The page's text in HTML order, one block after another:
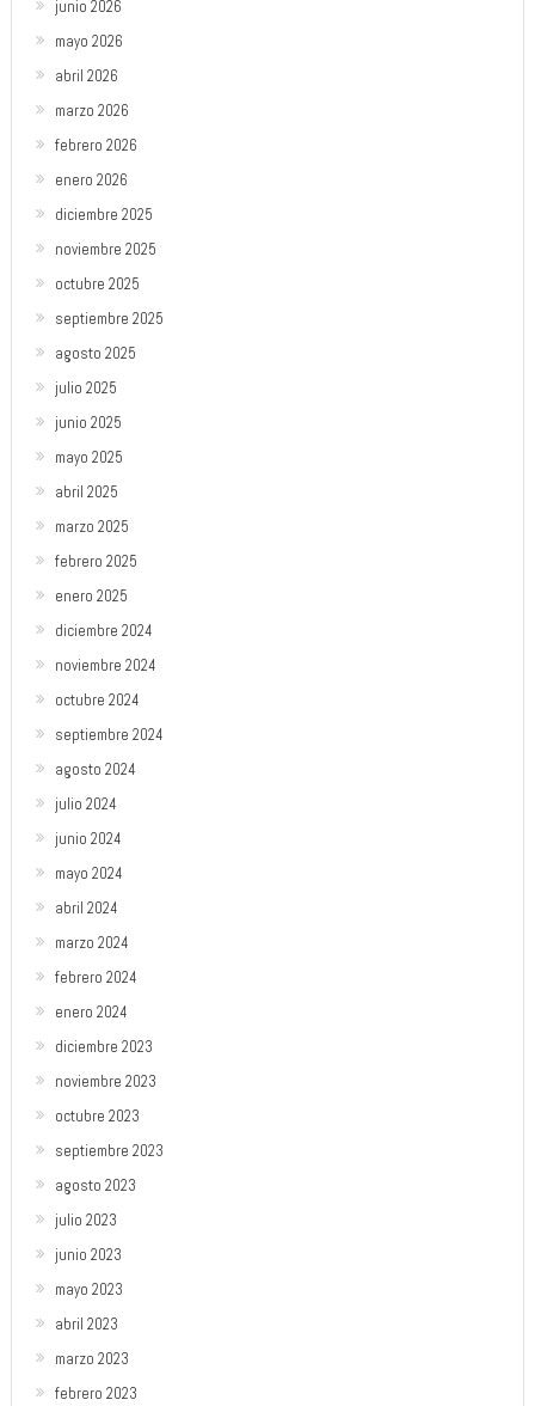
junio 2026
mayo 2026
abril 2026
marzo 2026
febrero 2026
enero 2026
diciembre 2025
noviembre 2025
octubre 2025
septiembre 2025
agosto 2025
julio 2025
junio 2025
mayo 2025
abril 2025
marzo 2025
febrero 2025
enero 2025
diciembre 2024
noviembre 2024
octubre 2024
septiembre 2024
agosto 2024
julio 2024
junio 2024
mayo 2024
abril 2024
marzo 2024
febrero 2024
enero 2024
diciembre 2023
noviembre 2023
octubre 2023
septiembre 2023
agosto 2023
julio 2023
junio 2023
mayo 2023
abril 2023
marzo 2023
febrero 2023